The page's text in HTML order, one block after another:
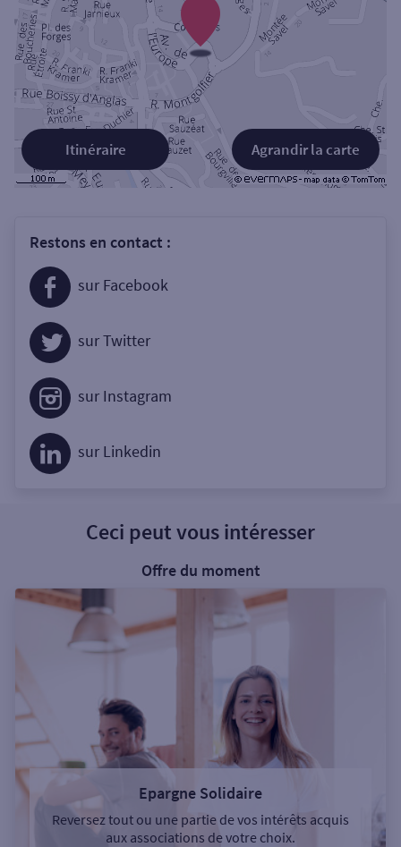
Agrandir la carte
Itinéraire
Restons en contact :
sur Facebook
sur Twitter
sur Instagram
sur Linkedin
Ceci peut vous intéresser
Offre du moment
Epargne Solidaire
Reversez tout ou une partie de vos intérêts acquis
aux associations de votre choix.